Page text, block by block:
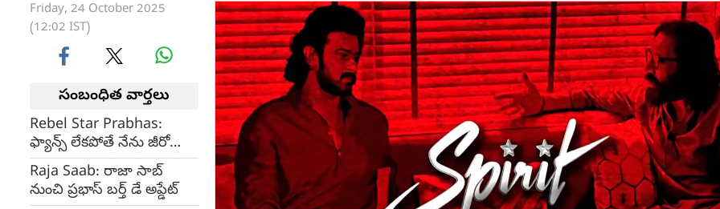
Friday, 24 October 2025
(12:02 IST)
సంబంధిత వార్తలు
Rebel Star Prabhas:
ఫ్యాన్స్ లేకపోతే నేను జీరో
అంటున్న రెబల్ స్టార్ ప్రభాస్
Raja Saab: రాజా సాబ్
నుంచి ప్రభాస్ బర్త్ డే అప్డేట్